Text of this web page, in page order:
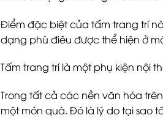
Điểm đặc biệt của tấm trang trí
dạng phù điêu được thể hiện ở
Tấm trang trí là một phụ kiện nội
Trong tất cả các nền văn hóa
một món quà. Đó là lý do tại sao